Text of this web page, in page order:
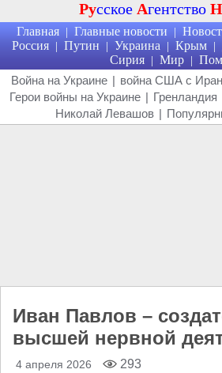
Русское Агентство Н
Главная | Главные новости |
Россия | Путин | Украина | Крым |
Сирия | Мир |
Война на Украине | война США с
Герои войны на Украине | Гренландия
Николай Левашов |
Иван Павлов –
высшей нервной
4 апреля 2026 293